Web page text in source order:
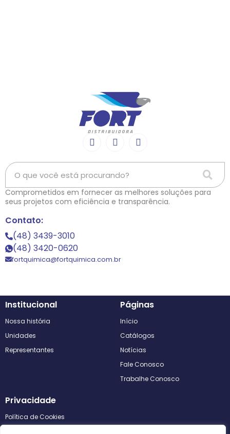
Comprometidos em fornecer as melhores soluções para
seus projetos com eficiência e transparência.
Contato:
(48) 3439-3010
(48) 3420-0620
fortquimica@fortquimica.com.br
Institucional
Nossa história
Unidades
Representantes
Páginas
Início
Catálogos
Notícias
Fale Conosco
Trabalhe Conosco
Privacidade
Política de Cookies